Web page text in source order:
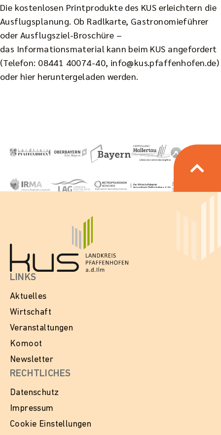
Die kostenlosen Printprodukte des KUS erleichtern die
Ausflugsplanung. Ob Radlkarte, Gastronomieführer
oder Ausflugsziel-Broschüre –
das Informationsmaterial kann beim KUS angefordert
(Telefon: 08441 40074-40, info@kus.pfaffenhofen.de)
oder hier heruntergeladen werden.
LINKS
Aktuelles
Wirtschaft
Veranstaltungen
Komoot
Newsletter
RECHTLICHES
Datenschutz
Impressum
Cookie Einstellungen